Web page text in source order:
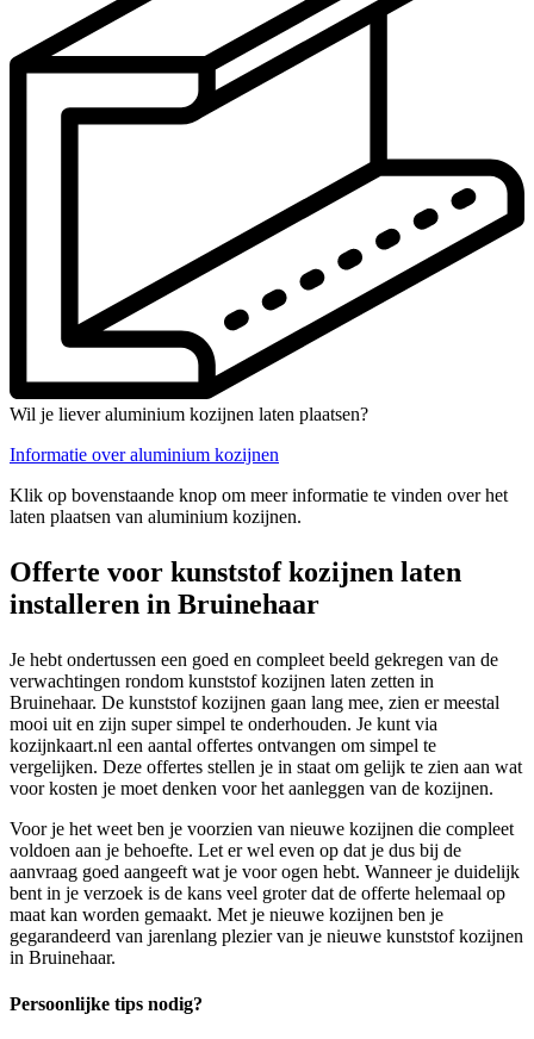
Wil je liever aluminium kozijnen laten plaatsen?
Informatie over aluminium kozijnen
Klik op bovenstaande knop om meer informatie te vinden over het
laten plaatsen van aluminium kozijnen.
Offerte voor kunststof kozijnen laten
installeren in Bruinehaar
Je hebt ondertussen een goed en compleet beeld gekregen van de
verwachtingen rondom kunststof kozijnen laten zetten in
Bruinehaar. De kunststof kozijnen gaan lang mee, zien er meestal
mooi uit en zijn super simpel te onderhouden. Je kunt via
kozijnkaart.nl een aantal offertes ontvangen om simpel te
vergelijken. Deze offertes stellen je in staat om gelijk te zien aan wat
voor kosten je moet denken voor het aanleggen van de kozijnen.
Voor je het weet ben je voorzien van nieuwe kozijnen die compleet
voldoen aan je behoefte. Let er wel even op dat je dus bij de
aanvraag goed aangeeft wat je voor ogen hebt. Wanneer je duidelijk
bent in je verzoek is de kans veel groter dat de offerte helemaal op
maat kan worden gemaakt. Met je nieuwe kozijnen ben je
gegarandeerd van jarenlang plezier van je nieuwe kunststof kozijnen
in Bruinehaar.
Persoonlijke tips nodig?